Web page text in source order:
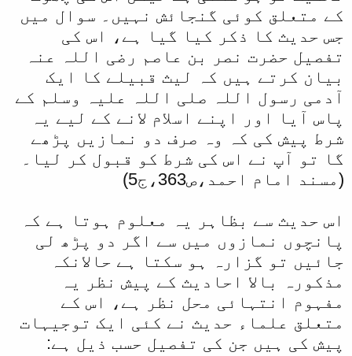
کے متعلق کوئی گنجائش نہیں۔ سوال میں
جس حدیث کا ذکر کیا گیا ہے، اس کی
تفصیل حضرت نصر بن عاصم رضی اللہ عنہ
بیان کرتے ہیں کہ لیث قبیلے کا ایک
آدمی رسول اللہ صلی اللہ علیہ وسلم کے
پاس آیا اور اپنے اسلام لانے کے لیے یہ
شرط پیش کی کہ وہ صرف دو نمازیں پڑھے
گا تو آپ نے اس کی شرط کو قبول کر لیا۔
(مسند امام احمد،ص363،ج5)
اس حدیث سے بظاہر یہ معلوم ہوتا ہے کہ
پانچوں نمازوں میں سے اگر دو پڑھ لی
جائیں تو گزارہ ہو سکتا ہے حالانکہ
مذکورہ بالا احادیث کے پیش نظر یہ
مفہوم انتہائی محل نظر ہے، اس کے
متعلق علماء حدیث نے کئی ایک توجیہات
پیش کی ہیں جن کی تفصیل حسب ذیل ہے: